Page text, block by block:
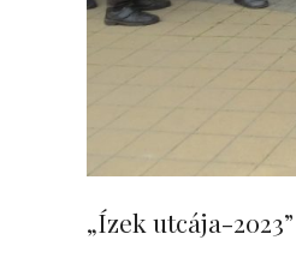
„Ízek utcája-